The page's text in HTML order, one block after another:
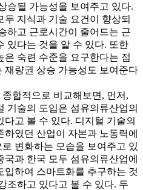
승될 가능성을 보여주고 있다.
두 지식과 기술 요건이 향상되
하고 근로시간이 줄어드는 근
있다는 것을 알 수 있다. 또한
은 숙련 수준을 요구한다는 점
재량권 상승 가능성도 보여준다
합적으로 비교해보면, 먼저,
기술의 도입은 섬유의류산업의
고 볼 수 있다. 디지털 기술의
하였던 산업이 자본과 노동력에
변화하는 모습을 보여주고 있
국과 한국 모두 섬유의류산업에
입하여 스마트화를 추구하는 것
조하고 있다고 볼 수 있다. 두